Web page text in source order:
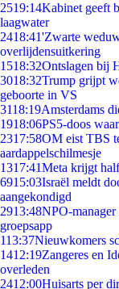
2519:14Kabinet geeft
laagwater
2418:41'Zwarte
overlijdensuitkering
1518:32Ontslagen bij
3018:32Trump grijpt
geboorte in VS
3118:19Amsterdams
1918:06PS5-doos
2317:58OM eist TBS
aardappelschilmesje
1317:41Meta krijgt
6915:03Israël meldt
aangekondigd
2913:48NPO-
groepsapp
113:37Nieuwkomers
1412:19Zangeres en
overleden
2412:00Huisarts per